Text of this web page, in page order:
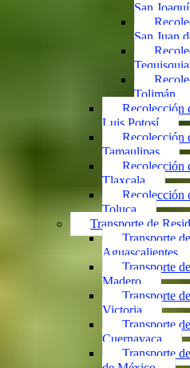
San
San Juan
Tolimán
Recolección
Luis Potosí
Recolección
Tamaulipas
Recolección
Tlaxcala
Recolección
Toluca
Transporte de
Transporte
Aguascalientes
Transporte
Madero
Transporte
Victoria
Transporte
Cuernavaca
Transporte